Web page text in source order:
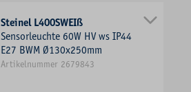
Steinel L400SWEIß
Sensorleuchte 60W HV ws IP44
E27 BWM Ø130x250mm
Artikelnummer 2679843